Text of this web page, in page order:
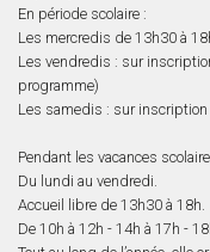
En période scolaire :
Les mercredis de 13h30 à
Les vendredis : sur
programme)
Les samedis : sur
Pendant les vacances
Du lundi au vendredi.
Accueil libre de 13h30 à 18h.
De 10h à 12h - 14h à 17h -